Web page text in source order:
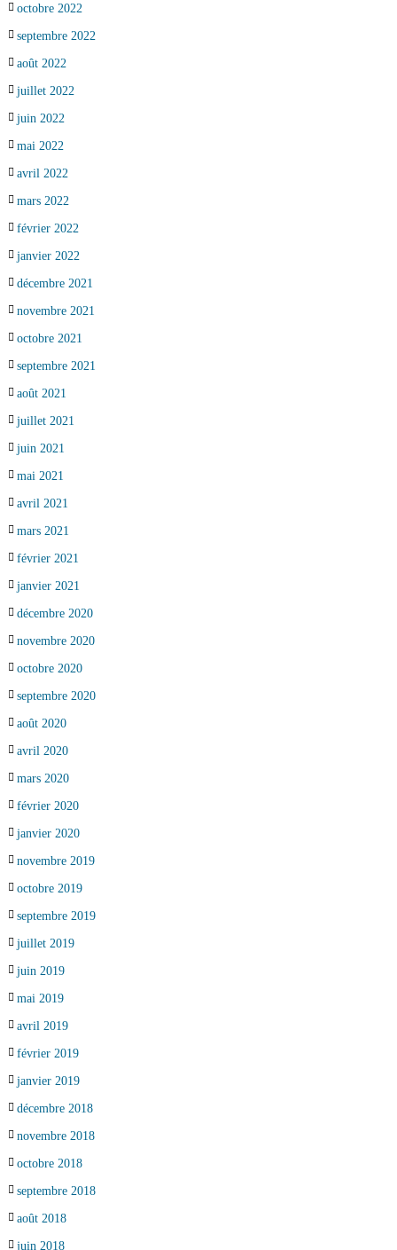
octobre 2022
septembre 2022
août 2022
juillet 2022
juin 2022
mai 2022
avril 2022
mars 2022
février 2022
janvier 2022
décembre 2021
novembre 2021
octobre 2021
septembre 2021
août 2021
juillet 2021
juin 2021
mai 2021
avril 2021
mars 2021
février 2021
janvier 2021
décembre 2020
novembre 2020
octobre 2020
septembre 2020
août 2020
avril 2020
mars 2020
février 2020
janvier 2020
novembre 2019
octobre 2019
septembre 2019
juillet 2019
juin 2019
mai 2019
avril 2019
février 2019
janvier 2019
décembre 2018
novembre 2018
octobre 2018
septembre 2018
août 2018
juin 2018